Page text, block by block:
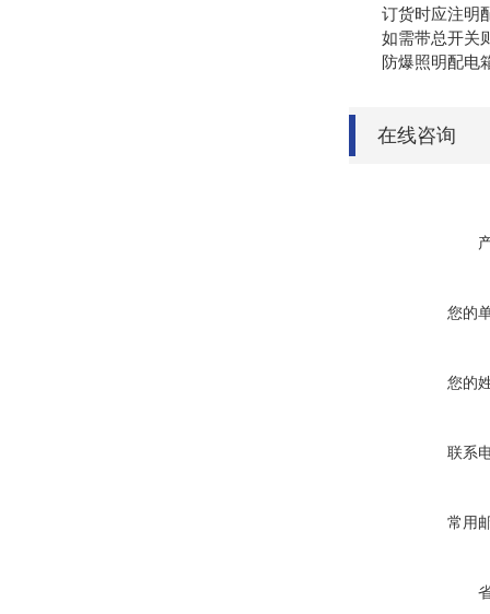
订货时应注明配
如需带总开关则
防爆照明配电箱
在线咨询
您的
您的
联系
常用